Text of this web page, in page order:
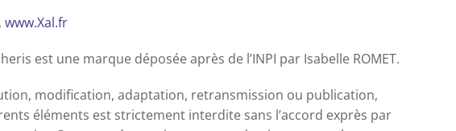
www.Xal.fr
est une marque déposée après de l’INPI par Isabelle ROMET.
modification, adaptation, retransmission ou publication,
éléments est strictement interdite sans l’accord exprès par